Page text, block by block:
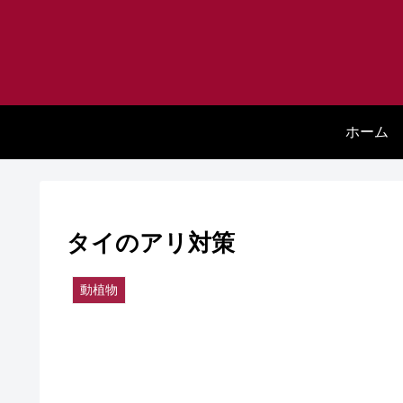
ホーム
タイのアリ対策
動植物